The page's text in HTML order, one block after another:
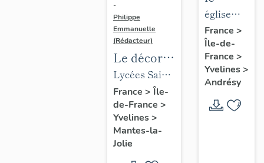
-
Philippe
Emmanuelle
(Rédacteur)
Le décor
des lycées
de Mantes
Lycées Saint-
Exupéry et
Jean Rostand
France > Île-
de-France >
Yvelines>
Mantes-la-
Jolie
mobilier
de
l'église
Saint-
Germain-
de-
Paris
église
paroissiale
Saint-
Germain
France >
Île-de-
France >
Yvelines>
Andrésy